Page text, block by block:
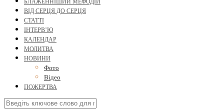
БЛАЖЕННІШИЙ МЕФОДІЙ
ВІД СЕРЦЯ ДО СЕРЦЯ
СТАТТІ
ІНТЕРВ’Ю
КАЛЕНДАР
МОЛИТВА
НОВИНИ
Фото
Відео
ПОЖЕРТВА